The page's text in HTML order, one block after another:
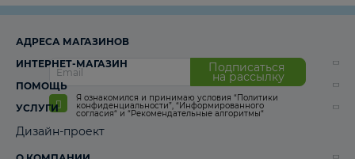
Подписаться
на рассылку
Я ознакомился и принимаю условия “Политики
конфиденциальности”, “Информированного
согласия“ и “Рекомендательные алгоритмы“
АДРЕСА МАГАЗИНОВ
ИНТЕРНЕТ-МАГАЗИН
ПОМОЩЬ
УСЛУГИ
Дизайн-проект